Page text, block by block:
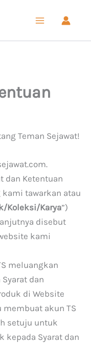
Teman Sejawat!
dan Ketentuan
kami tawarkan atau
Koleksi/Karya”)
disebut
kami
meluangkan
dan
di Website
akun TS
setuju untuk
kepada Syarat dan